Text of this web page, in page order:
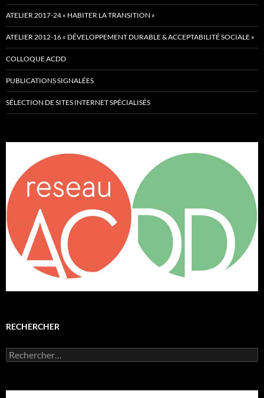
ATELIER 2017-24 « HABITER LA TRANSITION »
ATELIER 2012-16 « DÉVELOPPEMENT DURABLE & ACCEPTABILITÉ SOCIALE »
COLLOQUE ACDD
PUBLICATIONS SIGNALÉES
SÉLECTION DE SITES INTERNET SPÉCIALISÉS
RECHERCHER
Rechercher :